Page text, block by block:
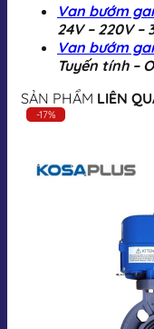
Van bướm
24V – 220V –
Van bướm
Tuyến tính –
SẢN PHẨM LIÊN
-17%